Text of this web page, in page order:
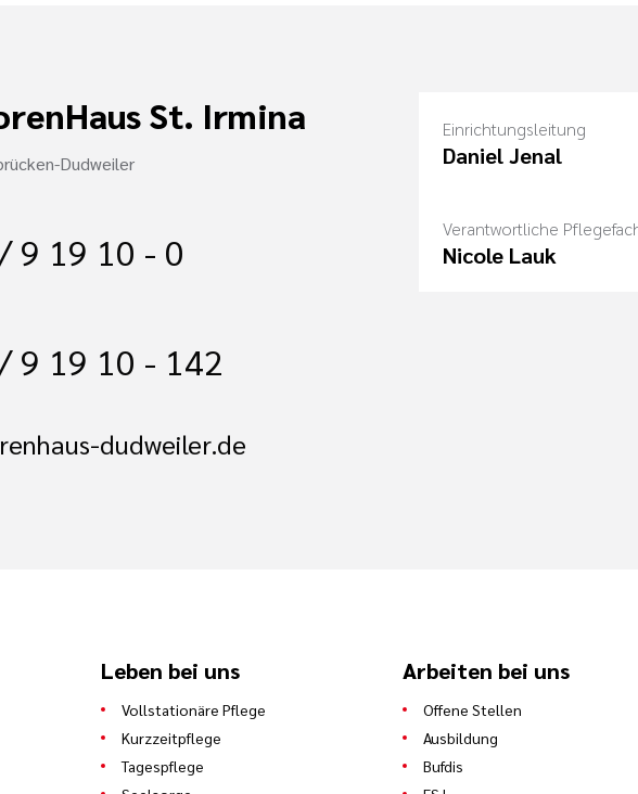
St. Irmina
Dudweiler
9 19 10 - 0
9 19 10 - 142
dudweiler.de
Einrichtungsleitung
Daniel Jenal
Verantwortliche
Nicole Lauk
Leben bei uns
Vollstationäre Pflege
Kurzzeitpflege
Tagespflege
Arbeiten bei uns
Offene Stellen
Ausbildung
Bufdis